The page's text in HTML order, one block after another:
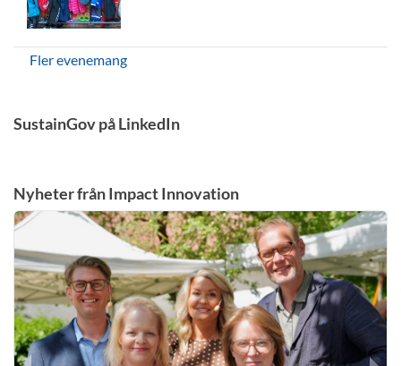
Fler evenemang
SustainGov på LinkedIn
Nyheter från Impact Innovation